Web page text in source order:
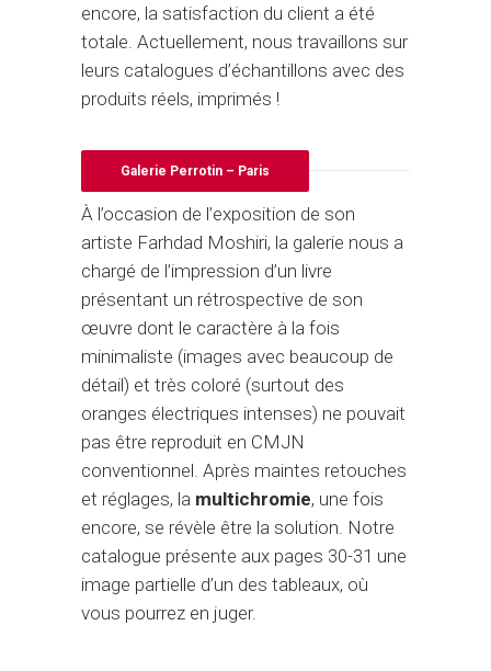
encore, la satisfaction du client a été
totale. Actuellement, nous travaillons sur
leurs catalogues d’échantillons avec des
produits réels, imprimés !
Galerie Perrotin – Paris
À l’occasion de l’exposition de son
artiste Farhdad Moshiri, la galerie nous a
chargé de l’impression d’un livre
présentant un rétrospective de son
œuvre dont le caractère à la fois
minimaliste (images avec beaucoup de
détail) et très coloré (surtout des
oranges électriques intenses) ne pouvait
pas être reproduit en CMJN
conventionnel. Après maintes retouches
et réglages, la multichromie, une fois
encore, se révèle être la solution. Notre
catalogue présente aux pages 30-31 une
image partielle d’un des tableaux, où
vous pourrez en juger.